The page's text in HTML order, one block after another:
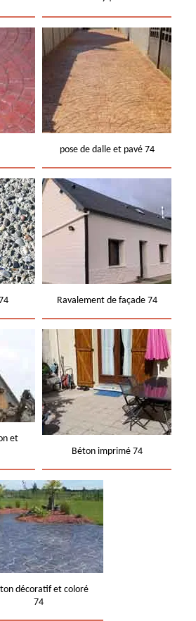
pose de dalle et pavé 74
Ravalement de façade 74
et
Béton imprimé 74
décoratif et coloré
74